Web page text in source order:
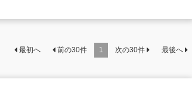
最初へ 前の30件 1 次の30件 最後へ